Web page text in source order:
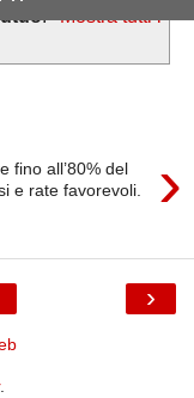
. Mostra tutti i
›
fino all’80% del
e rate favorevoli.
›
.